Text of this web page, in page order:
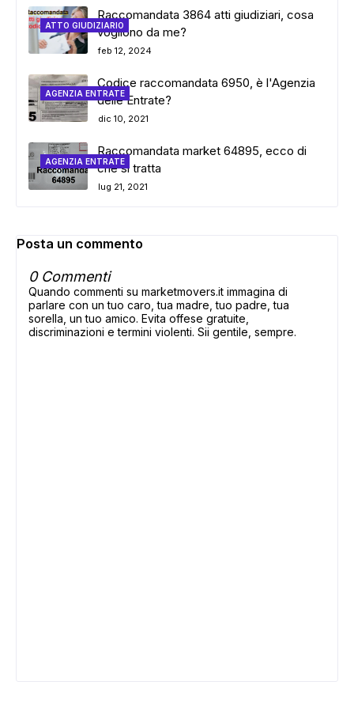
ATTO GIUDIZIARIO
Raccomandata 3864 atti giudiziari, cosa
vogliono da me?
feb 12, 2024
AGENZIA ENTRATE
Codice raccomandata 6950, è l'Agenzia
delle Entrate?
dic 10, 2021
AGENZIA ENTRATE
Raccomandata market 64895, ecco di
che si tratta
lug 21, 2021
Posta un commento
0 Commenti
Quando commenti su marketmovers.it immagina di
parlare con un tuo caro, tua madre, tuo padre, tua
sorella, un tuo amico. Evita offese gratuite,
discriminazioni e termini violenti. Sii gentile, sempre.